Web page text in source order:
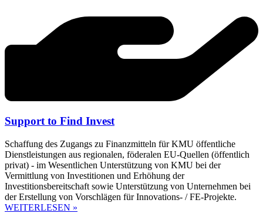
Support to Find Invest
Schaffung des Zugangs zu Finanzmitteln für KMU öffentliche
Dienstleistungen aus regionalen, föderalen EU-Quellen (öffentlich
privat) - im Wesentlichen Unterstützung von KMU bei der
Vermittlung von Investitionen und Erhöhung der
Investitionsbereitschaft sowie Unterstützung von Unternehmen bei
der Erstellung von Vorschlägen für Innovations- / FE-Projekte.
WEITERLESEN »